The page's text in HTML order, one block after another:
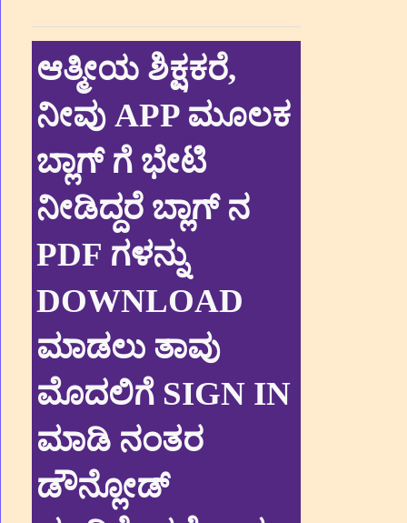
ಆತ್ಮೀಯ ಶಿಕ್ಷಕರೆ,
ನೀವು APP ಮೂಲಕ
ಬ್ಲಾಗ್ ಗೆ ಭೇಟಿ
ನೀಡಿದ್ದರೆ ಬ್ಲಾಗ್ ನ
PDF ಗಳನ್ನು
DOWNLOAD
ಮಾಡಲು ತಾವು
ಮೊದಲಿಗೆ SIGN IN
ಮಾಡಿ ನಂತರ
ಡೌನ್ಲೋಡ್